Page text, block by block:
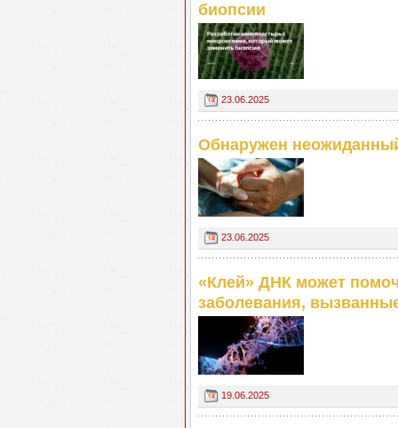
биопсии
23.06.2025
Обнаружен
23.06.2025
«Клей» ДНК может
заболевания,
19.06.2025